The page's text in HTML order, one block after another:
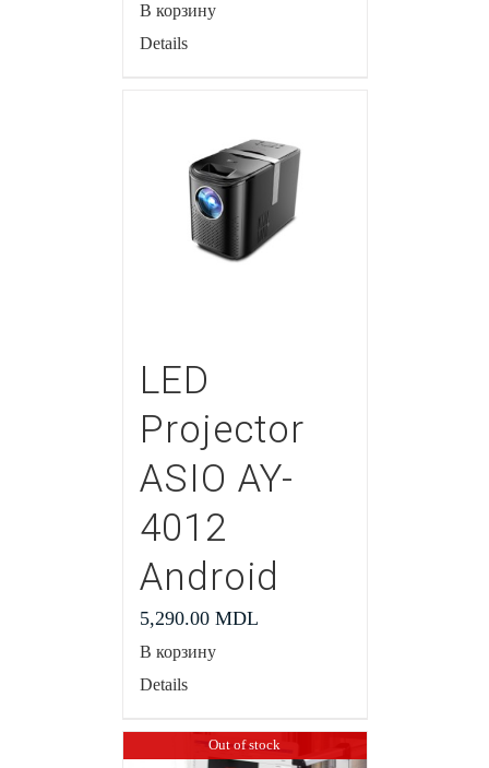
В корзину
Details
LED
Projector
ASIO AY-
4012
Android
5,290.00 MDL
В корзину
Details
Out of stock